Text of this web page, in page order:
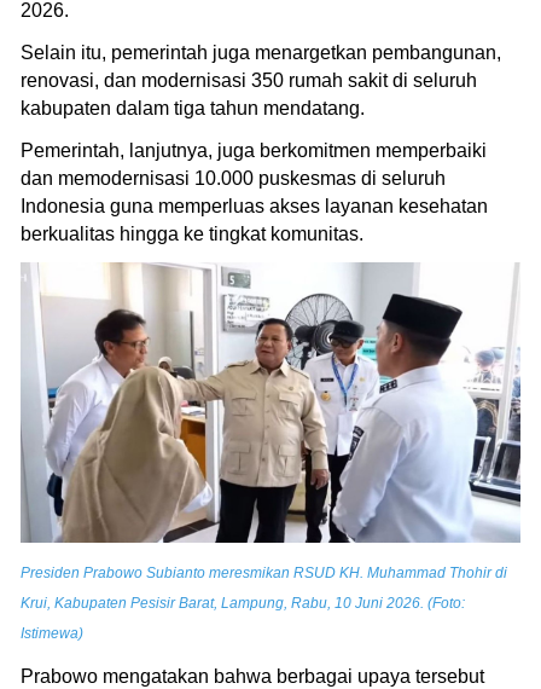
2026.
Selain itu, pemerintah juga menargetkan pembangunan,
renovasi, dan modernisasi 350 rumah sakit di seluruh
kabupaten dalam tiga tahun mendatang.
Pemerintah, lanjutnya, juga berkomitmen memperbaiki
dan memodernisasi 10.000 puskesmas di seluruh
Indonesia guna memperluas akses layanan kesehatan
berkualitas hingga ke tingkat komunitas.
Presiden Prabowo Subianto meresmikan RSUD KH. Muhammad Thohir di
Krui, Kabupaten Pesisir Barat, Lampung, Rabu, 10 Juni 2026. (Foto:
Istimewa)
Prabowo mengatakan bahwa berbagai upaya tersebut